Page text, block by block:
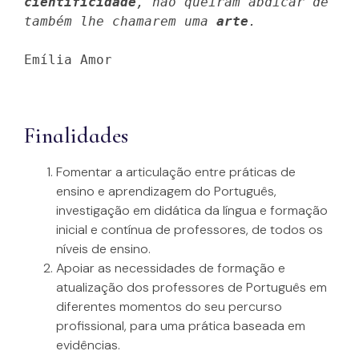
também lhe chamarem uma arte
Emília Amor
Finalidades
Fomentar a articulação entre práticas de
ensino e aprendizagem do Português,
investigação em didática da língua e formação
inicial e contínua de professores, de todos os
níveis de ensino.
Apoiar as necessidades de formação e
atualização dos professores de Português em
diferentes momentos do seu percurso
profissional, para uma prática baseada em
evidências.